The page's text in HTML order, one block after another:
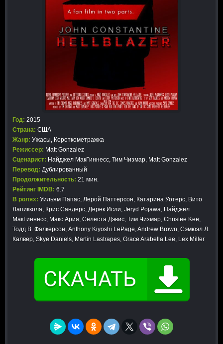
Год: 2015
Страна: США
Жанр: Ужасы, Короткометражка
Режиссер: Matt Gonzalez
Сценарист: Найджел МакГиннесс, Тим Чизмар, Matt Gonzalez
Перевод: Дублированный
Продолжительность: 21 мин.
Рейтинг IMDB: 6.7
В ролях: Уильям Папас, Лерой Паттерсон, Катарина Уотерс, Вито
Лапиккола, Крис Сандерс, Дерек Исли, Jeryd Pojawa, Найджел
МакГиннесс, Макс Ария, Селеста Дэвис, Тим Чизмар, Christee Kee,
Тодд В. Фалкерсон, Anthony Kiyoshi LePage, Andrew Brown, Сэмюэл Л.
Калвер, Skye Daniels, Martin Lastrapes, Grace Arabella Lee, Lex Miller